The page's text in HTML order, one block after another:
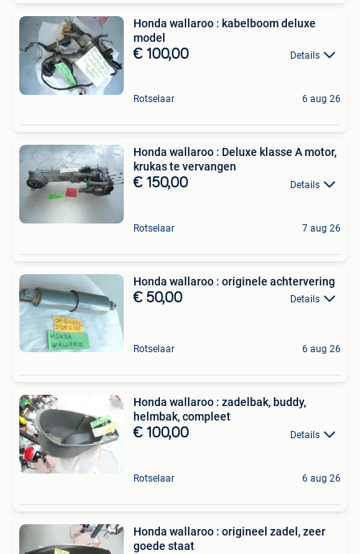
Honda wallaroo : kabelboom deluxe
model
€ 100,00 Details
Rotselaar 6 aug 26
Honda wallaroo : Deluxe klasse A motor,
krukas te vervangen
€ 150,00 Details
Rotselaar 7 aug 26
Honda wallaroo : originele achtervering
€ 50,00 Details
Rotselaar 6 aug 26
Honda wallaroo : zadelbak, buddy,
helmbak, compleet
€ 100,00 Details
Rotselaar 6 aug 26
Honda wallaroo : origineel zadel, zeer
goede staat